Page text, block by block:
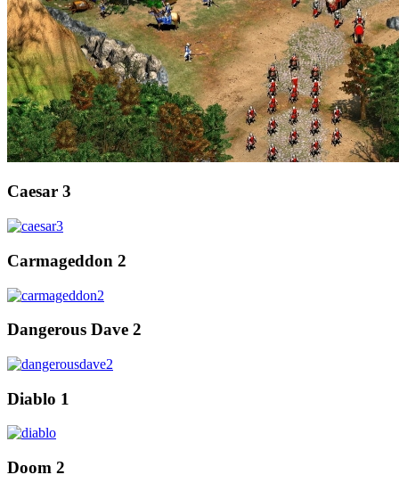
Caesar 3
Carmageddon 2
Dangerous Dave 2
Diablo 1
Doom 2